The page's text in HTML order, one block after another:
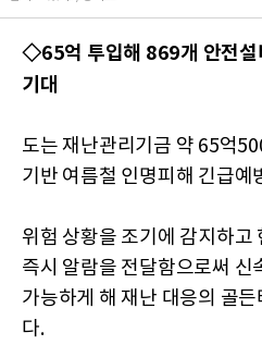
◇65억 투입해 869개 안전
기대
도는 재난관리기금 약 65억
기반 여름철 인명피해 긴급예
위험 상황을 조기에 감지하고
즉시 알람을 전달함으로써 신
가능하게 해 재난 대응의 골
다.